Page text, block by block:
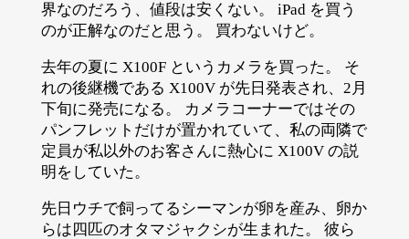
界なのだろう、値段は安くない。 iPad を買う
のが正解なのだと思う。 買わないけど。
去年の夏に X100F というカメラを買った。 そ
れの後継機である X100V が先日発表され、2月
下旬に発売になる。 カメラコーナーではその
パンフレットだけが置かれていて、私の両隣で
定員が私以外のお客さんに熱心に X100V の説
明をしていた。
先日ウチで飼ってるシーマンが卵を産み、卵か
らは四匹のオタマジャクシが生まれた。 彼ら